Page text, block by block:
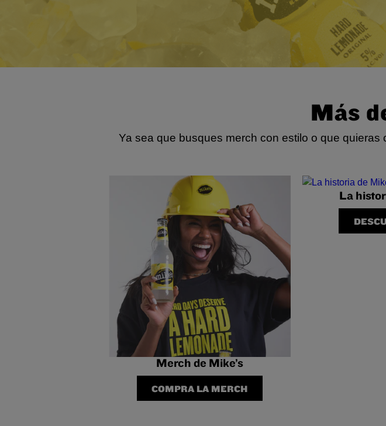
Más
Ya sea que busques merch con estilo o que
Merch de Mike’s
COMPRA LA MERCH
La